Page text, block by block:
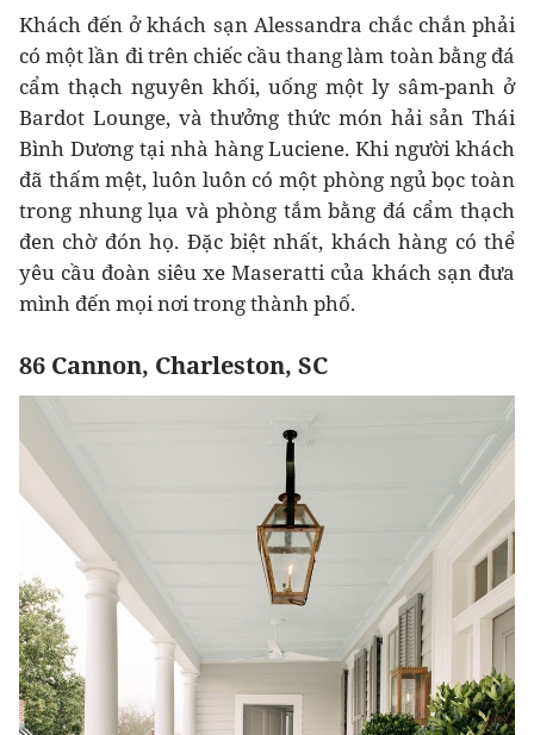
Khách đến ở khách sạn Alessandra chắc chắn phải
có một lần đi trên chiếc cầu thang làm toàn bằng đá
cẩm thạch nguyên khối, uống một ly sâm-panh ở
Bardot Lounge, và thưởng thức món hải sản Thái
Bình Dương tại nhà hàng Luciene. Khi người khách
đã thấm mệt, luôn luôn có một phòng ngủ bọc toàn
trong nhung lụa và phòng tắm bằng đá cẩm thạch
đen chờ đón họ. Đặc biệt nhất, khách hàng có thể
yêu cầu đoàn siêu xe Maseratti của khách sạn đưa
mình đến mọi nơi trong thành phố.
86 Cannon, Charleston, SC